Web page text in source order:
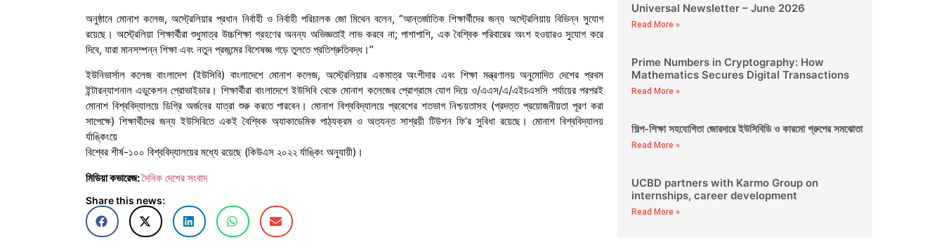
অনুষ্ঠানে মোনাশ কলেজ, অস্ট্রেলিয়ার প্রধান নির্বাহী ও নির্বাহী পরিচালক জো মিথেন বলেন, “আন্তর্জাতিক শিক্ষার্থীদের জন্য অস্ট্রেলিয়ায় বিভিন্ন সুযোগ
রয়েছে। অস্ট্রেলিয়া শিক্ষার্থীরা শুধুমাত্র উচ্চশিক্ষা গ্রহণের অনন্য অভিজ্ঞতাই লাভ করবে না; পাশাপাশি, এক বৈশ্বিক পরিবারের অংশ হওয়ারও সুযোগ করে
দিবে, যারা মানসম্পন্ন শিক্ষা এবং নতুন প্রজন্মের বিশেষজ্ঞ গড়ে তুলতে প্রতিশ্রুতিবদ্ধ।”
ইউনিভার্সাল কলেজ বাংলাদেশ (ইউসিবি) বাংলাদেশে মোনাশ কলেজ, অস্ট্রেলিয়ার একমাত্র অংশীদার এবং শিক্ষা মন্ত্রণালয় অনুমোদিত দেশের প্রথম
ইন্টারন্যাশনাল এডুকেশন প্রোভাইডার। শিক্ষার্থীরা বাংলাদেশে ইউসিবি থেকে মোনাশ কলেজের প্রোগ্রামে যোগ দিয়ে ও/এএস/এ/এইচএসসি পর্যায়ের পরপরই
মোনাশ বিশ্ববিদ্যালয়ে ডিগ্রি অর্জনের যাত্রা শুরু করতে পারবেন। মোনাশ বিশ্ববিদ্যালয়ে প্রবেশের শতভাগ নিশ্চয়তাসহ (প্রদত্ত প্রয়োজনীয়তা পূরণ করা
সাপেক্ষে) শিক্ষার্থীদের জন্য ইউসিবিতে একই বৈশ্বিক অ্যাকাডেমিক পাঠ্যক্রম ও অত্যন্ত সাশ্রয়ী টিউশন ফি’র সুবিধা রয়েছে। মোনাশ বিশ্ববিদ্যালয়
র্যাঙ্কিংয়ে
বিশ্বের শীর্ষ-১০০ বিশ্ববিদ্যালয়ের মধ্যে রয়েছে (কিউএস ২০২২ র্যাঙ্কিং অনুযায়ী)।
মিডিয়া কভারেজ:দৈনিক দেশের সংবাদ
Share this news:
Universal Newsletter – June 2026
Read More »
Prime Numbers in Cryptography: How
Mathematics Secures Digital Transactions
Read More »
শিল্প-শিক্ষা সহযোগিতা জোরদারে ইউসিবিডি ও কারমো গ্রুপের সমঝোতা
Read More »
UCBD partners with Karmo Group on
internships, career development
Read More »